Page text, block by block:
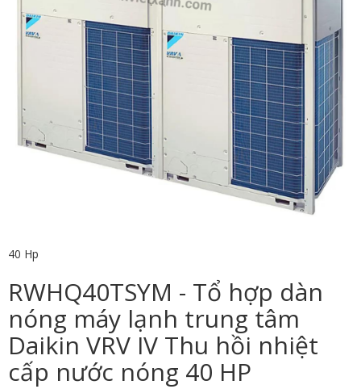
40 Hp
RWHQ40TSYM - Tổ hợp dàn
nóng máy lạnh trung tâm
Daikin VRV IV Thu hồi nhiệt
cấp nước nóng 40 HP